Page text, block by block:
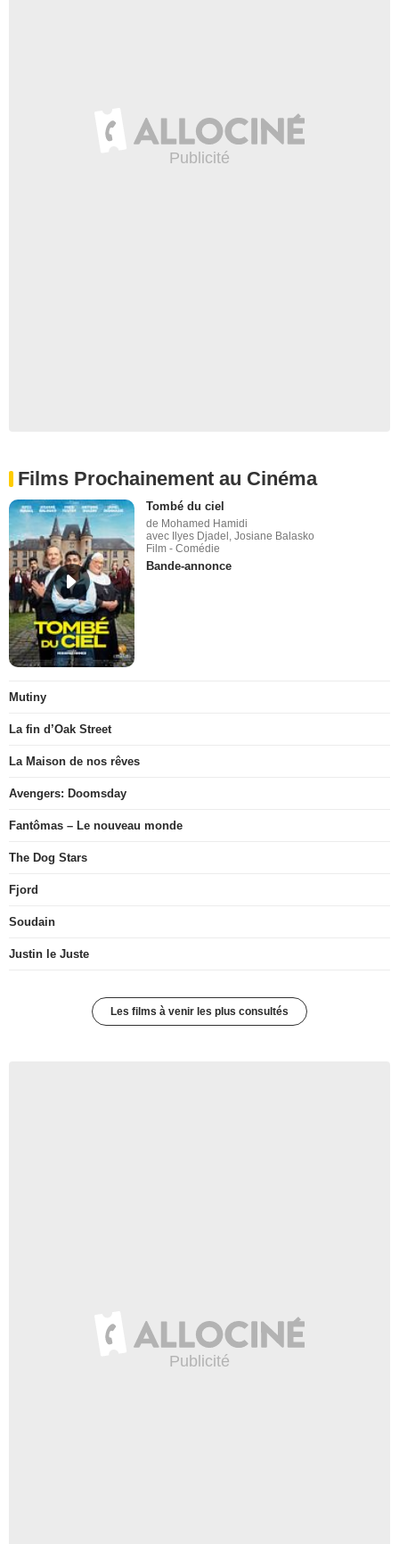
Films Prochainement au Cinéma
Tombé du ciel
de Mohamed Hamidi
avec Ilyes Djadel, Josiane Balasko
Film - Comédie
Bande-annonce
Mutiny
La fin d’Oak Street
La Maison de nos rêves
Avengers: Doomsday
Fantômas – Le nouveau monde
The Dog Stars
Fjord
Soudain
Justin le Juste
Les films à venir les plus consultés